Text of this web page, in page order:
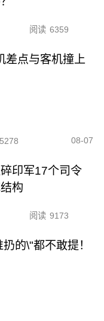
阅读 6359
差点与客机撞上
5278 08-07
印军17个司令
构
阅读 9173
的\"都不敢提！